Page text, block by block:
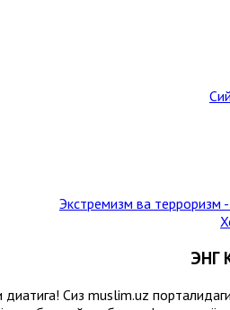
Экстремизм ва терроризм -
ЭНГ
диққатига! Сиз muslim.uz